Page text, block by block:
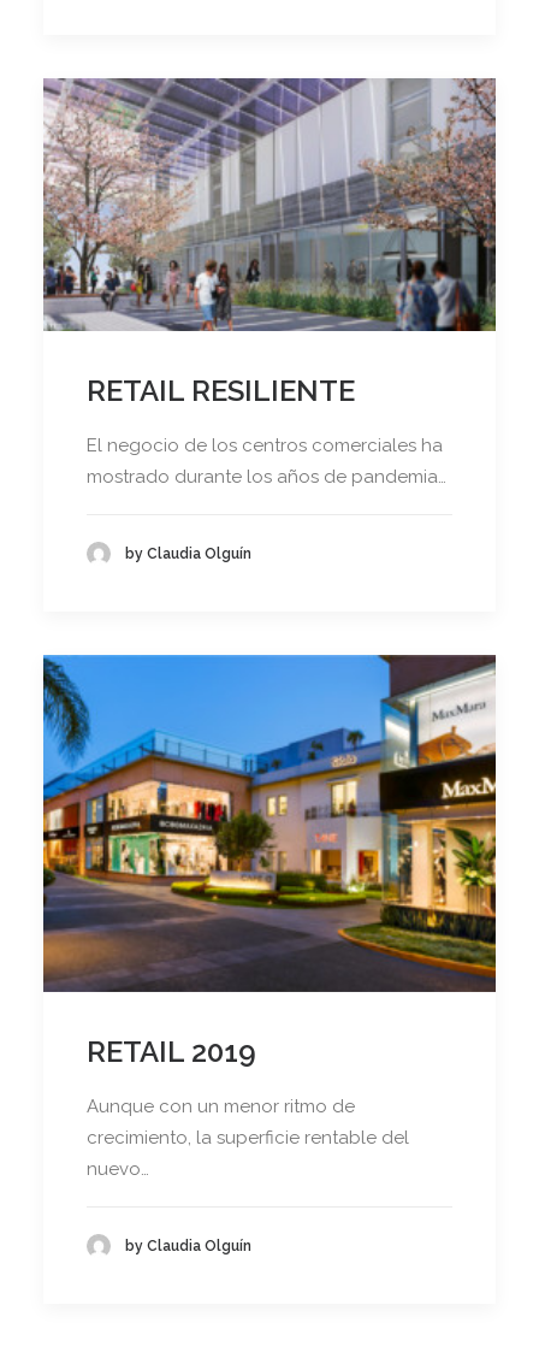
RETAIL RESILIENTE
El negocio de los centros comerciales ha
mostrado durante los años de pandemia…
by Claudia Olguín
RETAIL 2019
Aunque con un menor ritmo de
crecimiento, la superficie rentable del
nuevo…
by Claudia Olguín